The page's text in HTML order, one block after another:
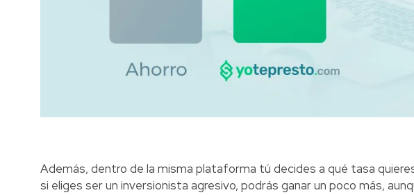
Además, dentro de la misma plataforma tú decides a qué tasa
si eliges ser un inversionista agresivo, podrás ganar un poco más,